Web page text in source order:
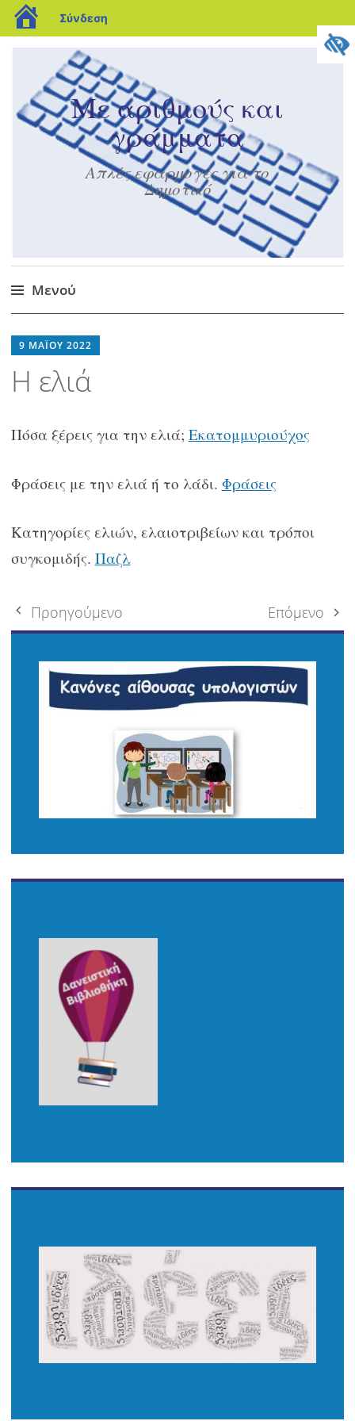
blogs.sch.gr
Σύνδεση
Με αριθμούς και
γράμματα
Απλές εφαρμογές για το
Δημοτικό
Μενού
στο
περιεχόμενο
9 ΜΑΪ́ΟΥ 2022
Η ελιά
Πόσα ξέρεις για την ελιά; Εκατομμυριούχος
Φράσεις με την ελιά ή το λάδι. Φράσεις
Κατηγορίες ελιών, ελαιοτριβείων και τρόποι
συγκομιδής. Παζλ
Πλοήγηση
δημοσιεύσεων
Προηγούμενο Επόμενο